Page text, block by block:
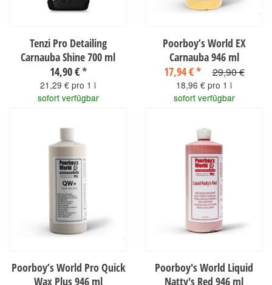
Tenzi Pro Detailing
Carnauba Shine 700 ml
14,90 €*
21,29 € pro 1 l
sofort verfügbar
Poorboy’s World EX
Carnauba 946 ml
17,94 €* 29,90 €
18,96 € pro 1 l
sofort verfügbar
Poorboy’s World Pro Quick
Wax Plus 946 ml
Poorboy's World Liquid
Natty's Red 946 ml